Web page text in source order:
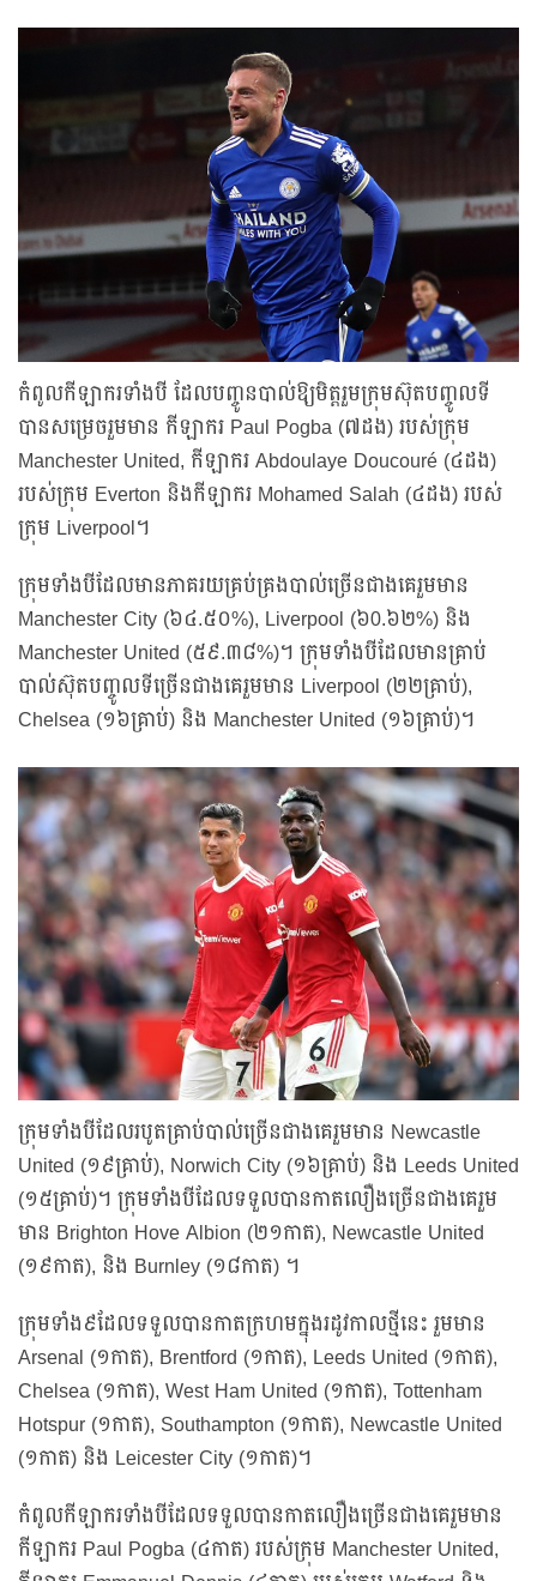
កំពូលកីឡាករទាំងបី ដែលបញ្ចូនបាល់ឱ្យមិត្តរួមក្រុមស៊ុតបញ្ចូលទី
បានសម្រេចរួមមាន កីឡាករ Paul Pogba (៧ដង) របស់ក្រុម
Manchester United, កីឡាករ Abdoulaye Doucouré (៤ដង)
របស់ក្រុម Everton និងកីឡាករ Mohamed Salah (៤ដង) របស់
ក្រុម Liverpool។
ក្រុមទាំងបីដែលមានភាគរយគ្រប់គ្រងបាល់ច្រើនជាងគេរួមមាន
Manchester City (៦៤.៥០%), Liverpool (៦0.៦២%) និង
Manchester United (៥៩.៣៨%)។ ក្រុមទាំងបីដែលមានគ្រាប់
បាល់ស៊ុតបញ្ចូលទីច្រើនជាងគេរួមមាន Liverpool (២២គ្រាប់),
Chelsea (១៦គ្រាប់) និង Manchester United (១៦គ្រាប់)។
ក្រុមទាំងបីដែលរបូតគ្រាប់បាល់ច្រើនជាងគេរួមមាន Newcastle
United (១៩គ្រាប់), Norwich City (១៦គ្រាប់) និង Leeds United
(១៥គ្រាប់)។ ក្រុមទាំងបីដែលទទួលបានកាតលឿងច្រើនជាងគេរួម
មាន Brighton Hove Albion (២១កាត), Newcastle United
(១៩កាត), និង Burnley (១៨កាត) ។
ក្រុមទាំង៩ដែលទទួលបានកាតក្រហមក្នុងរដូវកាលថ្មីនេះ រួមមាន
Arsenal (១កាត), Brentford (១កាត), Leeds United (១កាត),
Chelsea (១កាត), West Ham United (១កាត), Tottenham
Hotspur (១កាត), Southampton (១កាត), Newcastle United
(១កាត) និង Leicester City (១កាត)។
កំពូលកីឡាករទាំងបីដែលទទួលបានកាតលឿងច្រើនជាងគេរួមមាន
កីឡាករ Paul Pogba (៤កាត) របស់ក្រុម Manchester United,